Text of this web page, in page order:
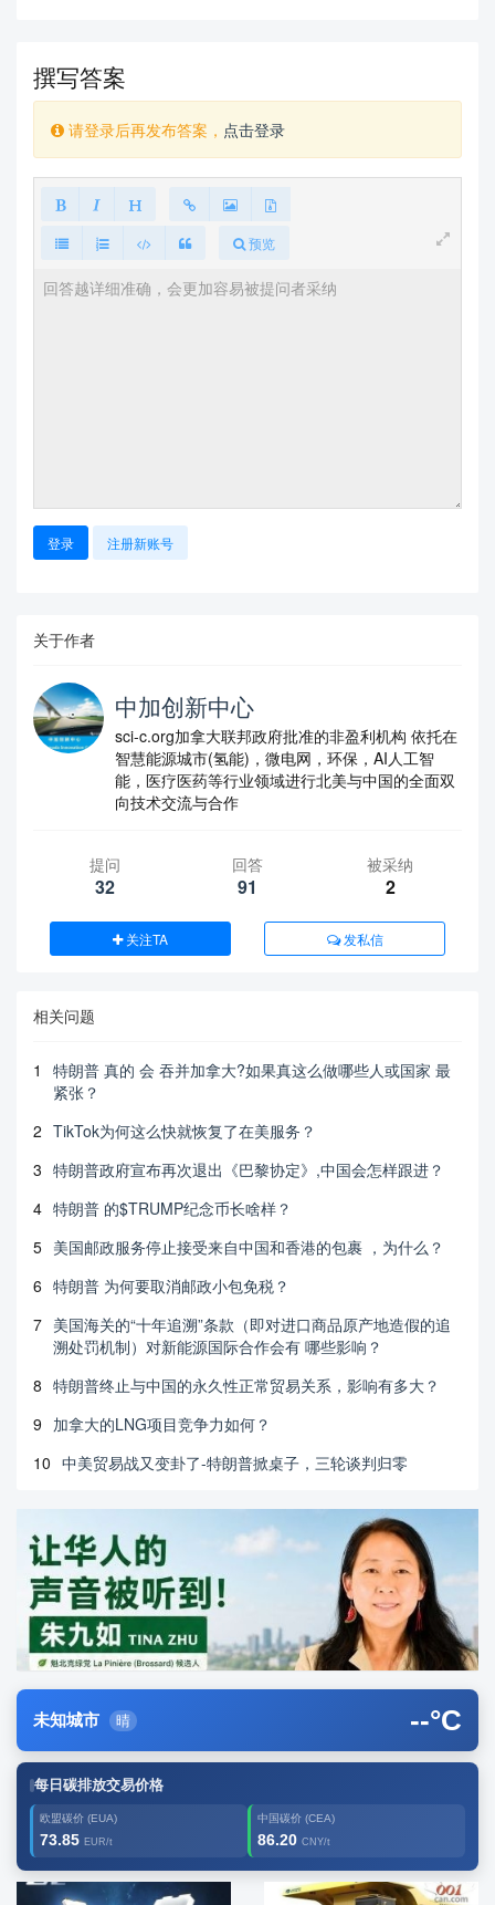
撰写答案
请登录后再发布答案， 点击登录
预览
登录 注册新账号
关于作者
中加创新中心
sci-c.org加拿大联邦政府批准的非盈利机构 依托在
智慧能源城市(氢能)，微电网，环保，AI人工智
能，医疗医药等行业领域进行北美与中国的全面双
向技术交流与合作
提问
32
回答
91
被采纳
2
关注TA 发私信
相关问题
1
特朗普 真的 会 吞并加拿大?如果真这么做哪些人或国家 最
紧张？
2 TikTok为何这么快就恢复了在美服务？
3 特朗普政府宣布再次退出《巴黎协定》,中国会怎样跟进？
4 特朗普 的$TRUMP纪念币长啥样？
5 美国邮政服务停止接受来自中国和香港的包裹 ，为什么？
6 特朗普 为何要取消邮政小包免税？
7 美国海关的“十年追溯”条款（即对进口商品原产地造假的追
溯处罚机制）对新能源国际合作会有 哪些影响？
8 特朗普终止与中国的永久性正常贸易关系，影响有多大？
9 加拿大的LNG项目竞争力如何？
10 中美贸易战又变卦了-特朗普掀桌子，三轮谈判归零
未知城市 晴 --°C
每日碳排放交易价格
欧盟碳价 (EUA)
73.85 EUR/t
中国碳价 (CEA)
86.20 CNY/t
广告2 创新